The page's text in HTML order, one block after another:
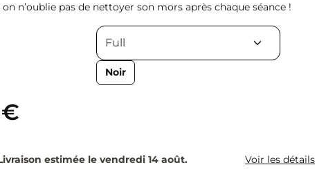
n’oublie pas de nettoyer son mors après chaque séance !
Noir
€
estimée le vendredi 14 août. Voir les détails